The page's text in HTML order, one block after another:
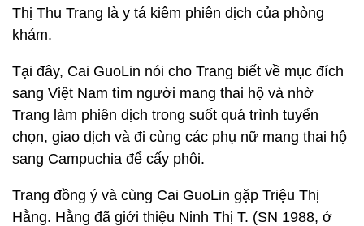
Thị Thu Trang là y tá kiêm phiên dịch của phòng
khám.
Tại đây, Cai GuoLin nói cho Trang biết về mục đích
sang Việt Nam tìm người mang thai hộ và nhờ
Trang làm phiên dịch trong suốt quá trình tuyển
chọn, giao dịch và đi cùng các phụ nữ mang thai hộ
sang Campuchia để cấy phôi.
Trang đồng ý và cùng Cai GuoLin gặp Triệu Thị
Hằng. Hằng đã giới thiệu Ninh Thị T. (SN 1988, ở